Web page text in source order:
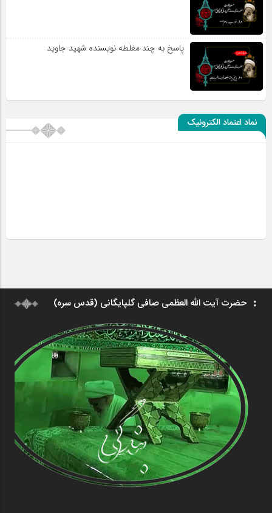
پاسخ به چند مغلطه نویسنده شهید جاوید
نماد اعتماد الکترونیک
حضرت آیت الله العظمی صافی گلپایگانی (قدس سره)